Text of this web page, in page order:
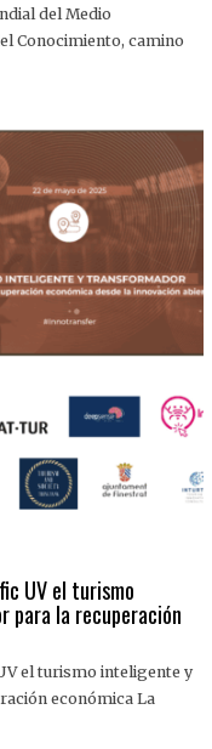
del Medio
Conocimiento, camino
UV el turismo
para la recuperación
el turismo inteligente y
económica La